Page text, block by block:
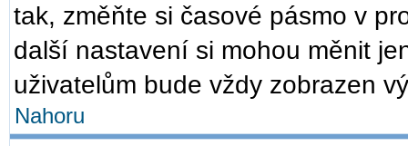
tak, změňte si časové pásmo v
další nastavení si mohou měnit
uživatelům bude vždy zobrazen
Nahoru